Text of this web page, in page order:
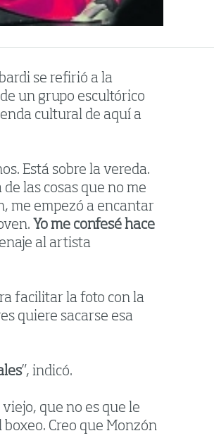
se refirió a la
un grupo escultórico
cultural de aquí a
Está sobre la vereda.
las cosas que no me
me empezó a encantar
Yo me confesé hace
al artista
facilitar la foto con la
quiere sacarse esa
”, indicó.
que no es que le
Creo que Monzón